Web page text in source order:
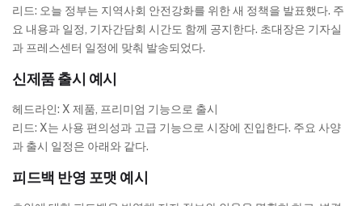
리드: 오늘 정부는 지역사회 안전강화를 위한 새 정책을 발표했다. 주
요 내용과 일정, 기자간담회 시간도 함께 공지한다. 초대장은 기자실
과 프레스센터 일정에 맞춰 발송되었다.
신제품 출시 예시
헤드라인: X 제품, 프리미엄 기능으로 출시
리드: X는 사용 편의성과 고급 기능으로 시장에 진입한다. 주요 사양
과 출시 일정은 아래와 같다.
피드백 반영 포맷 예시